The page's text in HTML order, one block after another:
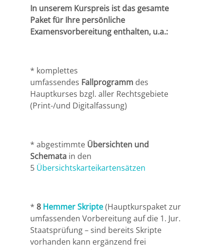
In unserem Kurspreis ist das gesamte
Paket für Ihre persönliche
Examensvorbereitung enthalten, u.a.:
* komplettes
umfassendes Fallprogramm des
Hauptkurses bzgl. aller Rechtsgebiete
(Print-/und Digitalfassung)
* abgestimmte Übersichten und
Schemata in den
5 Übersichtskarteikartensätzen
*8 Hemmer Skripte(Hauptkurspaket zur
umfassenden Vorbereitung auf die 1. Jur.
Staatsprüfung – sind bereits Skripte
vorhanden kann ergänzend frei
Heidelberg
Konstanz
Lüneburg
Mannheim
Marburg